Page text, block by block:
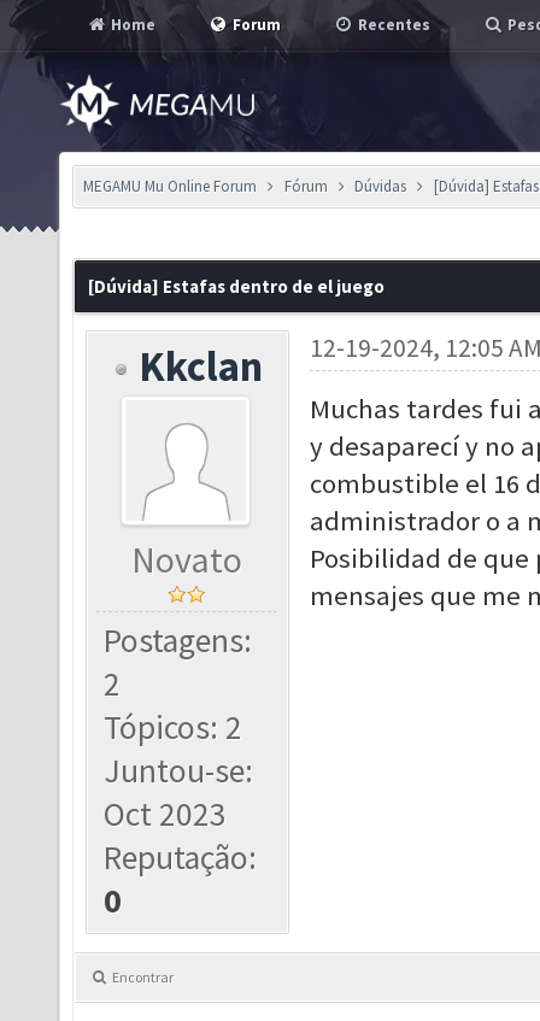
Home Forum Recentes
MEGAMU Mu Online Forum Fórum Dúvidas [Dúvida]
[Dúvida] Estafas dentro de el juego
Kkclan
Novato
Postagens:
2
Tópicos: 2
Juntou-se:
Oct 2023
Reputação:
0
12-19-2024, 12:05
Muchas tardes fui
y desaparecí y no
combustible el 16
administrador o a
Posibilidad de que
mensajes que me
Encontrar